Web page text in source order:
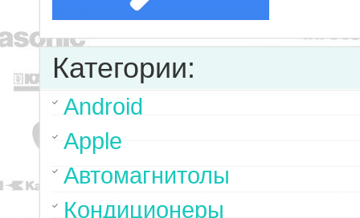
Категории:
Android
Apple
Автомагнитолы
Кондиционеры